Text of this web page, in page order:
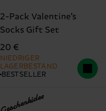
2-Pack Valentine’s
Socks Gift Set
20 €
NIEDRIGER
LAGERBESTAND
BESTSELLER
Geschenkidee